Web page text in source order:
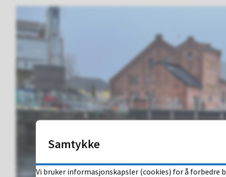
Samtykke
Vi bruker informasjonskapsler (cookies) for å